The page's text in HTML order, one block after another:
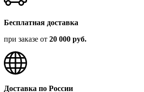
Бесплатная доставка
при заказе от 20 000 руб.
Доставка по России